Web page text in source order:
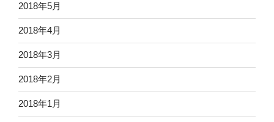
2018年5月
2018年4月
2018年3月
2018年2月
2018年1月